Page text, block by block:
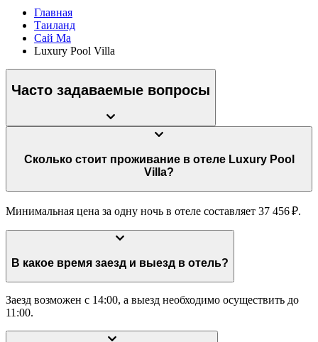
Главная
Таиланд
Сай Ма
Luxury Pool Villa
Часто задаваемые вопросы
Сколько стоит проживание в отеле Luxury Pool
Villa?
Минимальная цена за одну ночь в отеле составляет 37 456 ₽.
В какое время заезд и выезд в отель?
Заезд возможен с 14:00, а выезд необходимо осуществить до
11:00.